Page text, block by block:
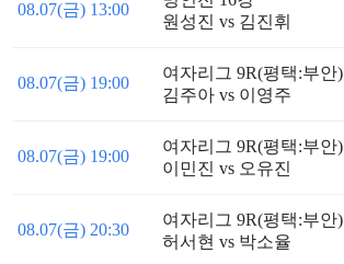
08.07(금) 13:00
원성진 vs 김진휘
08.07(금) 19:00
여자리그 9R(평택:부안)
김주아 vs 이영주
08.07(금) 19:00
여자리그 9R(평택:부안)
이민진 vs 오유진
08.07(금) 20:30
여자리그 9R(평택:부안)
허서현 vs 박소율